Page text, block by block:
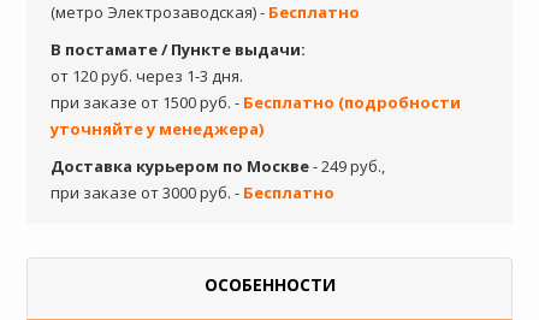
(метро Электрозаводская) - Бесплатно
В постамате / Пункте выдачи:
от 120 руб. через 1-3 дня.
при заказе от 1500 руб. - Бесплатно (подробности
уточняйте у менеджера)
Доставка курьером по Москве- 249 руб.,
при заказе от 3000 руб. - Бесплатно
ОСОБЕННОСТИ